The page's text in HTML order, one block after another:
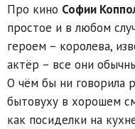
Про кино Софии
простое и в любом
героем – королева,
актёр – все они
О чём бы ни говорила
бытовуху в хорошем
как посиделки на